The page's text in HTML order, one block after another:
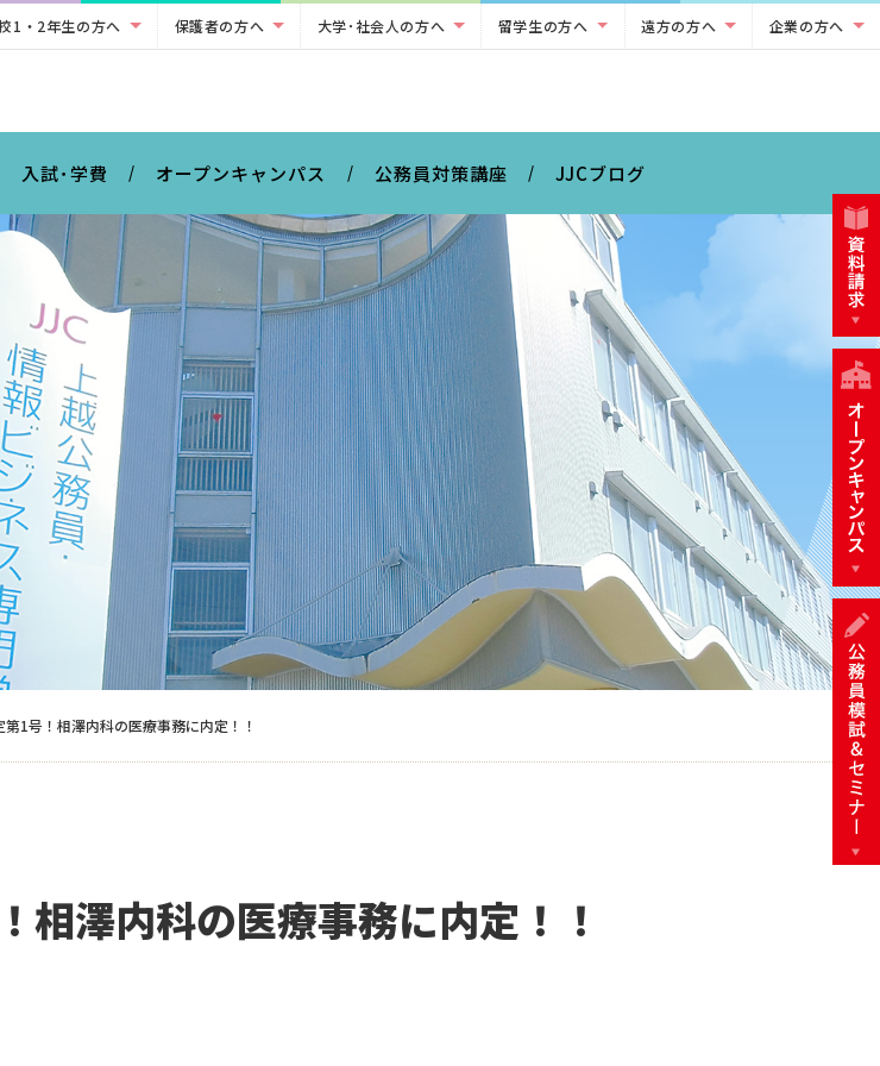
1・2年生の方へ 保護者の方へ 大学･社会人の方へ 留学生の方へ 遠方の方へ 企業の方へ
入試･学費 オープンキャンパス 公務員対策講座 JJCブログ
第1号！相澤内科の医療事務に内定！！
相澤内科の医療事務に内定！！